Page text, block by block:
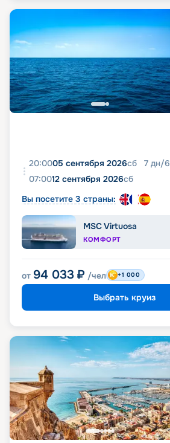
20:0005 сентября 2026сб 7 дн/6
07:0012 сентября 2026сб
Вы посетите 3 страны:
MSC Virtuosa
КОМФОРТ
от 94 033 ₽ /чел +1 000
Выбрать круиз